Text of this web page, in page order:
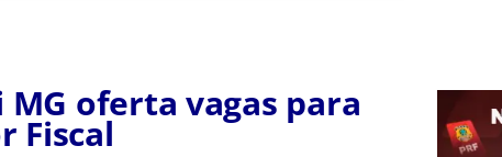
MG oferta vagas para
Fiscal